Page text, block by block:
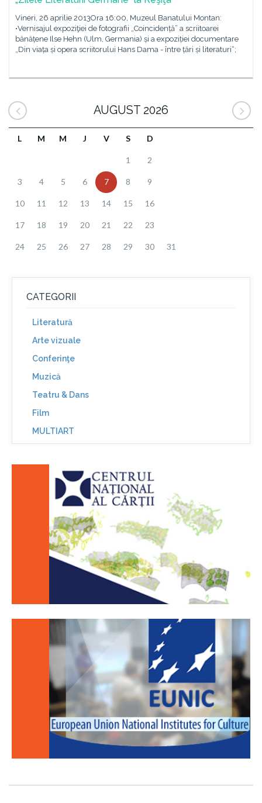
Vineri, 26 aprilie 2013Ora 16:00, Muzeul Banatului Montan:
•Vernisajul expoziţiei de fotografii „Coincidență” a scriitoarei
bănățene Ilse Hehn (Ulm, Germania) și a expoziției documentare
„Din viața și opera scriitorului Hans Dama - între țări și literaturi“;
AUGUST 2026
L M M J V S D
1 2
3 4 5 6 7 8 9
10 11 12 13 14 15 16
17 18 19 20 21 22 23
24 25 26 27 28 29 30 31
CATEGORII
Literatură
Arte vizuale
Conferinţe
Muzică
Teatru & Dans
Film
MULTIART